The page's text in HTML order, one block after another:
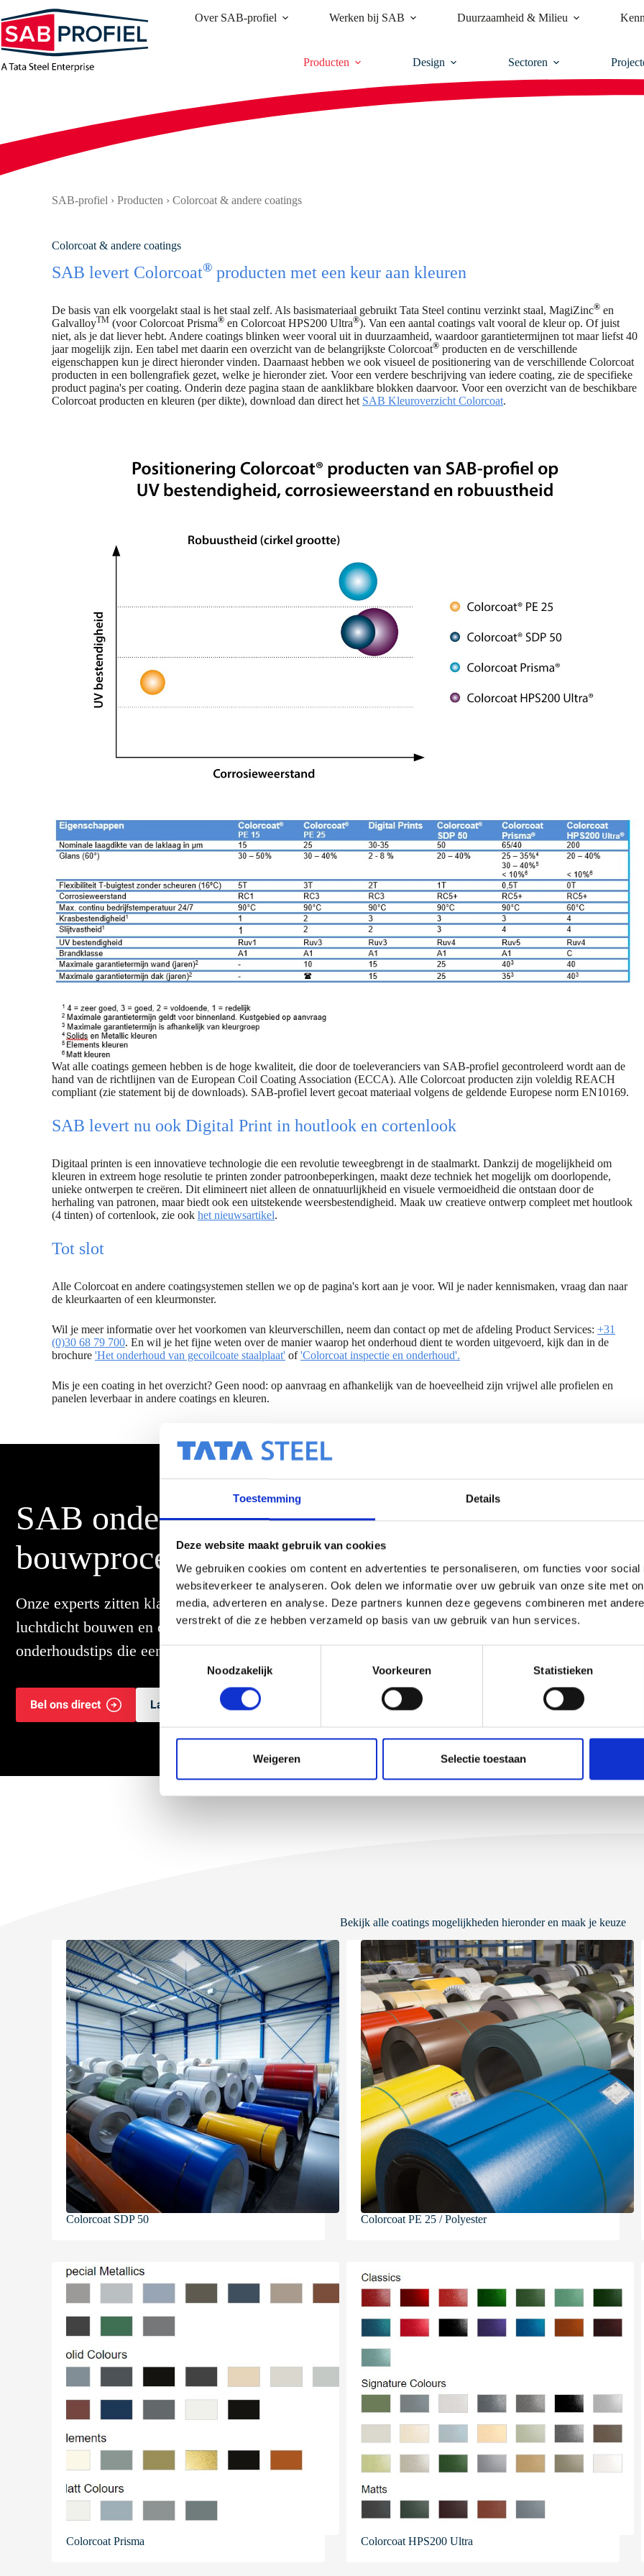
Toestemming Details
Deze website maakt gebruik van cookies
We gebruiken cookies om content en advertenties te personaliseren, om functies voor social
websiteverkeer te analyseren. Ook delen we informatie over uw gebruik van onze site met
media, adverteren en analyse. Deze partners kunnen deze gegevens combineren met
verstrekt of die ze hebben verzameld op basis van uw gebruik van hun services.
T
e
s
t
m
i
t
i
e
Noodzakelijk Voorkeuren Statistieken
Weigeren Selectie toestaan
naar
de
inhoud
Over SAB-profiel Werken bij SAB Duurzaamheid & Milieu
Producten Design Sectoren
SAB-profiel › Producten › Colorcoat & andere coatings
Colorcoat & andere coatings
SAB levert Colorcoat® producten met een keur aan kleuren
De basis van elk voorgelakt staal is het staal zelf. Als basismateriaal gebruikt Tata Steel continu verzinkt staal, MagiZinc® en
GalvalloyTM (voor Colorcoat Prisma® en Colorcoat HPS200 Ultra®). Van een aantal coatings valt vooral de kleur op. Of juist
niet, als je dat liever hebt. Andere coatings blinken weer vooral uit in duurzaamheid, waardoor garantietermijnen tot maar liefst 40
jaar mogelijk zijn. Een tabel met daarin een overzicht van de belangrijkste Colorcoat® producten en de verschillende
eigenschappen kun je direct hieronder vinden. Daarnaast hebben we ook visueel de positionering van de verschillende Colorcoat
producten in een bollengrafiek gezet, welke je hieronder ziet. Voor een verdere beschrijving van iedere coating, zie de specifieke
product pagina's per coating. Onderin deze pagina staan de aanklikbare blokken daarvoor. Voor een overzicht van de beschikbare
Colorcoat producten en kleuren (per dikte), download dan direct het SAB Kleuroverzicht Colorcoat.
Wat alle coatings gemeen hebben is de hoge kwaliteit, die door de toeleveranciers van SAB-profiel gecontroleerd wordt aan de
hand van de richtlijnen van de European Coil Coating Association (ECCA). Alle Colorcoat producten zijn voleldig REACH
compliant (zie statement bij de downloads). SAB-profiel levert gecoat materiaal volgens de geldende Europese norm EN10169.
SAB levert nu ook Digital Print in houtlook en cortenlook
Digitaal printen is een innovatieve technologie die een revolutie teweegbrengt in de staalmarkt. Dankzij de mogelijkheid om
kleuren in extreem hoge resolutie te printen zonder patroonbeperkingen, maakt deze techniek het mogelijk om doorlopende,
unieke ontwerpen te creëren. Dit elimineert niet alleen de onnatuurlijkheid en visuele vermoeidheid die ontstaan door de
herhaling van patronen, maar biedt ook een uitstekende weersbestendigheid. Maak uw creatieve ontwerp compleet met houtlook
(4 tinten) of cortenlook, zie ook het nieuwsartikel.
Tot slot
Alle Colorcoat en andere coatingsystemen stellen we op de pagina's kort aan je voor. Wil je nader kennismaken, vraag dan naar
de kleurkaarten of een kleurmonster.
Wil je meer informatie over het voorkomen van kleurverschillen, neem dan contact op met de afdeling Product Services: +31
(0)30 68 79 700. En wil je het fijne weten over de manier waarop het onderhoud dient te worden uitgevoerd, kijk dan in de
brochure 'Het onderhoud van gecoilcoate staalplaat' of'Colorcoat inspectie en onderhoud'.
Mis je een coating in het overzicht? Geen nood: op aanvraag en afhankelijk van de hoeveelheid zijn vrijwel alle profielen en
panelen leverbaar in andere coatings en kleuren.
SAB ondersteunt je in alle stadia van het
bouwproces
Onze experts zitten klaar om alle vragen die je als monteur hebt te beantwoorden. Van
luchtdicht bouwen en detailleringen tot aanwijzingen voor een juiste montage en
onderhoudstips die een lange levensduur van onze producten garanderen.
Bel ons direct Laat een bericht achter
Bekijk alle coatings mogelijkheden hieronder en maak je keuze
Colorcoat SDP 50 Colorcoat PE 25 / Polyester
Colorcoat Prisma Colorcoat HPS200 Ultra